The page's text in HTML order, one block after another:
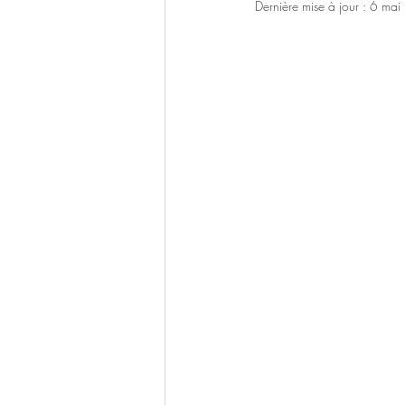
Dernière mise à jour : 6